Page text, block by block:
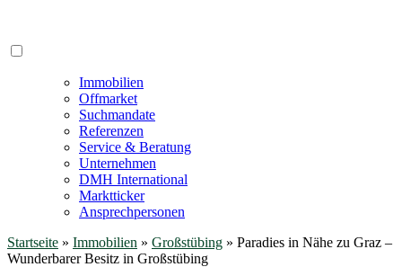
Immobilien
Offmarket
Suchmandate
Referenzen
Service & Beratung
Unternehmen
DMH International
Marktticker
Ansprechpersonen
Startseite » Immobilien » Großstübing » Paradies in Nähe zu Graz –
Wunderbarer Besitz in Großstübing